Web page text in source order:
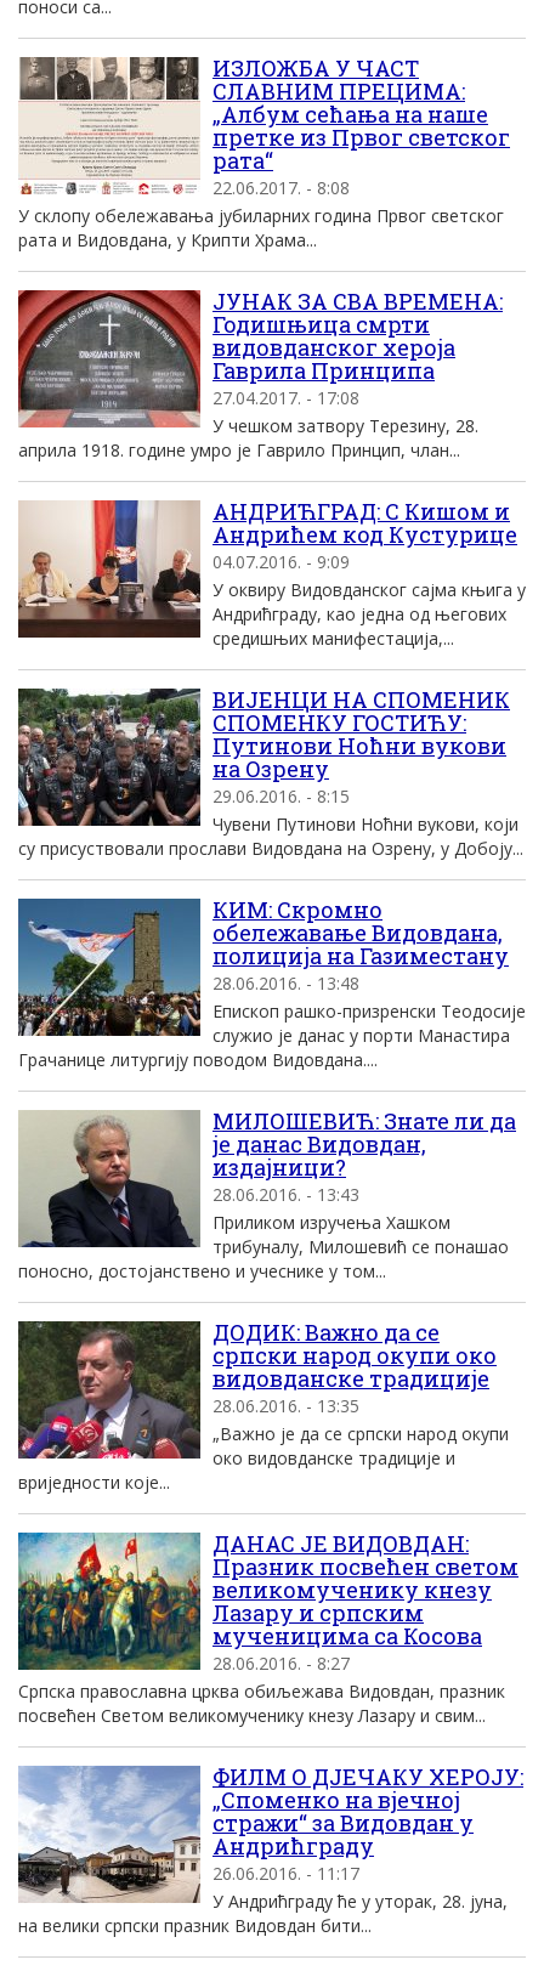
поноси са...
ИЗЛОЖБА У ЧАСТ
СЛАВНИМ ПРЕЦИМА:
„Албум сећања на наше
претке из Првог светског
рата“
22.06.2017. - 8:08
У склопу обележавања јубиларних година Првог светског
рата и Видовдана, у Крипти Храма...
ЈУНАК ЗА СВА ВРЕМЕНА:
Годишњица смрти
видовданског хероја
Гаврила Принципа
27.04.2017. - 17:08
У чешком затвору Терезину, 28.
априла 1918. године умро је Гаврило Принцип, члан...
АНДРИЋГРАД: С Кишом и
Андрићем код Кустурице
04.07.2016. - 9:09
У оквиру Видовданског сајма књига у
Андрићграду, као једна од његових
средишњих манифестација,...
ВИЈЕНЦИ НА СПОМЕНИК
СПОМЕНКУ ГОСТИЋУ:
Путинови Ноћни вукови
на Озрену
29.06.2016. - 8:15
Чувени Путинови Ноћни вукови, који
су присуствовали прослави Видовдана на Озрену, у Добоју...
КИМ: Скромно
обележавање Видовдана,
полиција на Газиместану
28.06.2016. - 13:48
Епископ рашко-призренски Теодосије
служио је данас у порти Манастира
Грачанице литургију поводом Видовдана....
МИЛОШЕВИЋ: Знате ли да
је данас Видовдан,
издајници?
28.06.2016. - 13:43
Приликом изручења Хашком
трибуналу, Милошевић се понашао
поносно, достојанствено и учеснике у том...
ДОДИК: Важно да се
српски народ окупи око
видовданске традиције
28.06.2016. - 13:35
„Важно је да се српски народ окупи
око видовданске традиције и
вриједности које...
ДАНАС ЈЕ ВИДОВДАН:
Празник посвећен светом
великомученику кнезу
Лазару и српским
мученицима са Косова
28.06.2016. - 8:27
Српска православна црква обиљежава Видовдан, празник
посвећен Светом великомученику кнезу Лазару и свим...
ФИЛМ О ДЈЕЧАКУ ХЕРОЈУ:
„Споменко на вјечној
стражи“ за Видовдан у
Андрићграду
26.06.2016. - 11:17
У Андрићграду ће у уторак, 28. јуна,
на велики српски празник Видовдан бити...